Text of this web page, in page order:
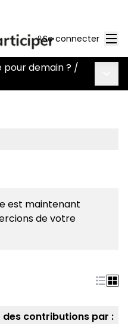
Se connecter
pour demain ? /
est maintenant
de votre
des contributions par :